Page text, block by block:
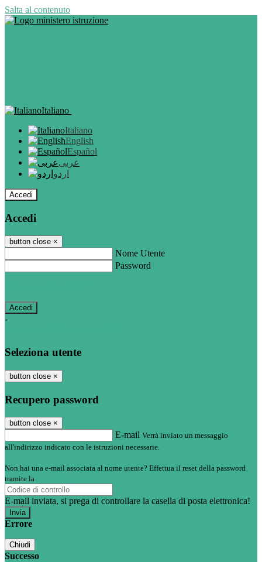
Salta al contenuto
Italiano
Italiano
English
Español
عربى
اردو
Accedi
Accedi
button close ×
Nome Utente
Password
-
Seleziona utente
button close ×
Recupero password
button close ×
E-mail Verrà inviato un messaggio
all'indirizzo indicato con le istruzioni necessarie.
Non hai una e-mail associata al nome utente? Effettua il reset della password
tramite la
E-mail inviata, si prega di controllare la casella di posta elettronica!
Errore
Chiudi
Successo